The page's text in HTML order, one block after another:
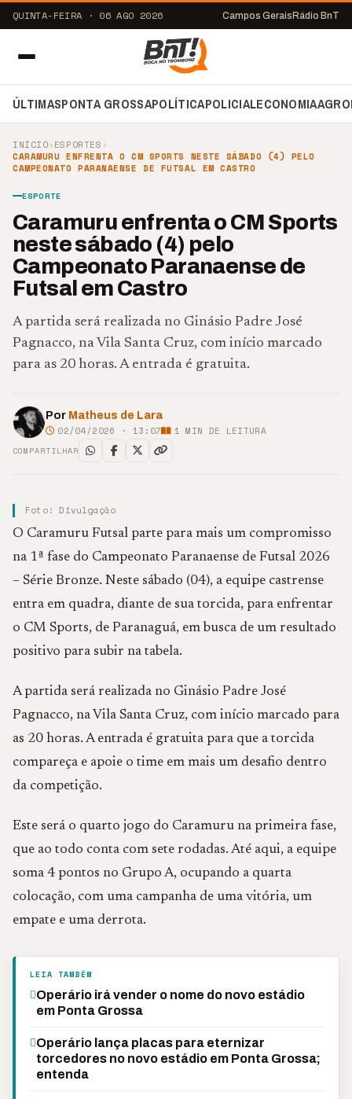
QUINTA-FEIRA · 06 AGO 2026 Campos Gerais Rádio BnT
ÚLTIMASPONTA GROSSAPOLÍTICAPOLICIALECONOMIA
INÍCIO›ESPORTES ›
CARAMURU ENFRENTA O CM SPORTS NESTE SÁBADO (4) PELO
CAMPEONATO PARANAENSE DE FUTSAL EM CASTRO
ESPORTE
Caramuru enfrenta o CM Sports
neste sábado (4) pelo
Campeonato Paranaense de
Futsal em Castro
A partida será realizada no Ginásio Padre José
Pagnacco, na Vila Santa Cruz, com início marcado
para as 20 horas. A entrada é gratuita.
Por Matheus de Lara
02/04/2026 · 13:07 1 MIN DE LEITURA
COMPARTILHAR
Foto: Divulgação
O Caramuru Futsal parte para mais um compromisso
na 1ª fase do Campeonato Paranaense de Futsal 2026
– Série Bronze. Neste sábado (04), a equipe castrense
entra em quadra, diante de sua torcida, para enfrentar
o CM Sports, de Paranaguá, em busca de um resultado
positivo para subir na tabela.
A partida será realizada no Ginásio Padre José
Pagnacco, na Vila Santa Cruz, com início marcado para
as 20 horas. A entrada é gratuita para que a torcida
compareça e apoie o time em mais um desafio dentro
da competição.
Este será o quarto jogo do Caramuru na primeira fase,
que ao todo conta com sete rodadas. Até aqui, a equipe
soma 4 pontos no Grupo A, ocupando a quarta
colocação, com uma campanha de uma vitória, um
empate e uma derrota.
LEIA TAMBÉM
Operário irá vender o nome do novo estádio
em Ponta Grossa
Operário lança placas para eternizar
torcedores no novo estádio em Ponta Grossa;
entenda